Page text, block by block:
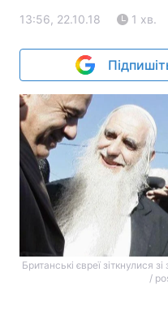
13:56, 22.10.18 1 хв.
Британські євреї зіткнулися
/